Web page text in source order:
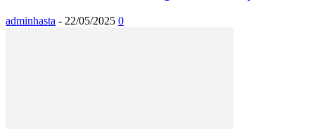
adminhasta - 22/05/2025 0